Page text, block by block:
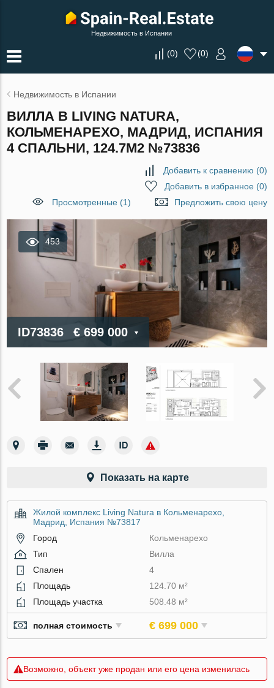
Недвижимость в Испании
(0) (0)
Недвижимость в Испании
ВИЛЛА В LIVING NATURA,
КОЛЬМЕНАРЕХО, МАДРИД, ИСПАНИЯ
4 СПАЛЬНИ, 124.7М2 №73836
Добавить к сравнению (0)
Добавить в избранное(0)
Просмотренные (1)
Предложить свою цену
453
ID73836 € 699 000
Показать на карте
Жилой комплекс Living Natura в Кольменарехо,
Мадрид, Испания №73817
Город
Кольменарехо
Тип
Вилла
Спален
4
Площадь
124.70 м²
Площадь участка
508.48 м²
полная стоимость € 699 000
Возможно, объект уже продан или его цена изменилась